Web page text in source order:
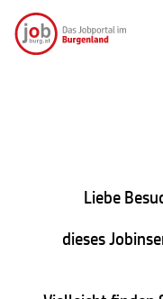
Liebe
dieses